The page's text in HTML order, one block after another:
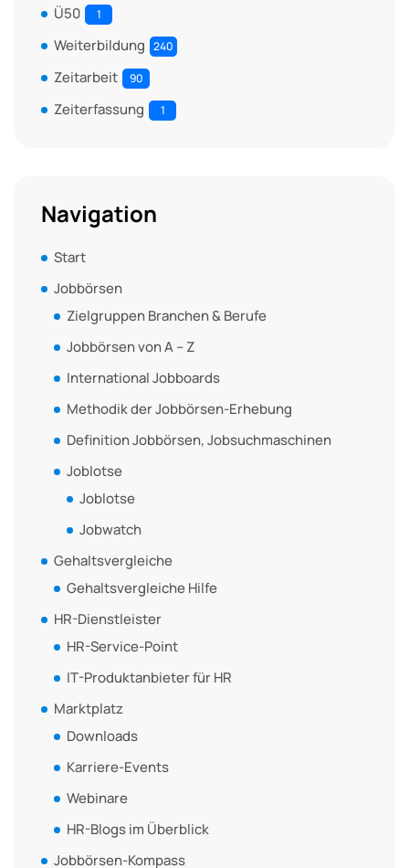
Ü50 1
Weiterbildung 240
Zeitarbeit 90
Zeiterfassung 1
Navigation
Start
Jobbörsen
Zielgruppen Branchen & Berufe
Jobbörsen von A – Z
International Jobboards
Methodik der Jobbörsen-Erhebung
Definition Jobbörsen, Jobsuchmaschinen
Joblotse
Joblotse
Jobwatch
Gehaltsvergleiche
Gehaltsvergleiche Hilfe
HR-Dienstleister
HR-Service-Point
IT-Produktanbieter für HR
Marktplatz
Downloads
Karriere-Events
Webinare
HR-Blogs im Überblick
Jobbörsen-Kompass